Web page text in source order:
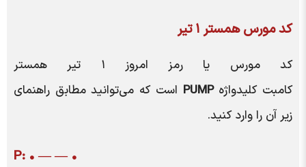
کد مورس همستر ۱ تیر
کد مورس یا رمز امروز ۱ تیر همستر
کامبت کلیدواژهPUMP است که می‌توانید مطابق راهنمای
زیر آن را وارد کنید.
P: • — — •